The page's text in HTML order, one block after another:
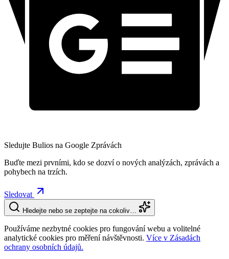
Sledujte Bulios na Google Zprávách
Buďte mezi prvními, kdo se dozví o nových analýzách, zprávách a
pohybech na trzích.
Sledovat
Hledejte nebo se zeptejte na cokoliv…
Používáme nezbytné cookies pro fungování webu a volitelné
analytické cookies pro měření návštěvnosti. Více v Zásadách
ochrany osobních údajů.